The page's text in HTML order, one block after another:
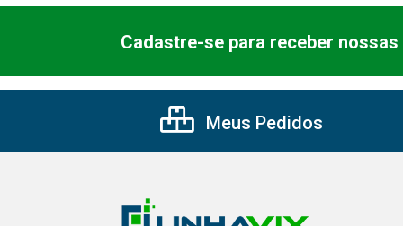
Cadastre-se para receber
Meus Pedidos